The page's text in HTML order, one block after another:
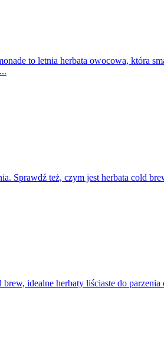
to letnia herbata owocowa, która
Sprawdź też, czym jest herbata cold
idealne herbaty liściaste do